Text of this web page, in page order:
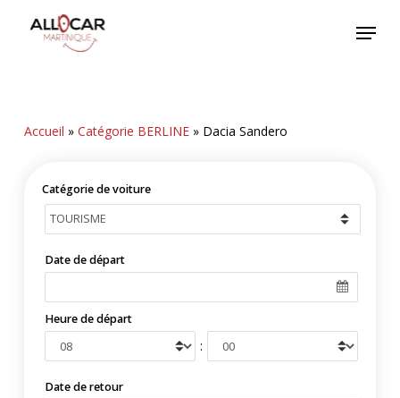
Menu
Accueil » Catégorie BERLINE» Dacia Sandero
Catégorie de voiture
Date de départ
Heure de départ
:
Date de retour